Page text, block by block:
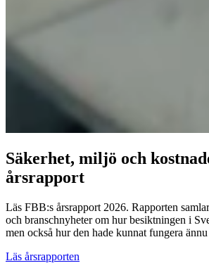
Säkerhet, miljö och
årsrapport
Läs FBB:s årsrapport 2026. Rapporten
och branschnyheter om hur besiktningen i
men också hur den hade kunnat fungera
Läs årsrapporten